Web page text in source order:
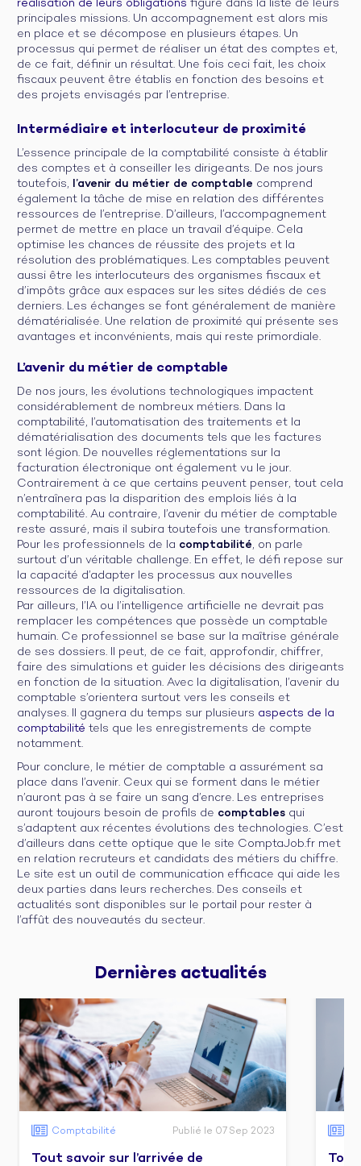
réalisation de leurs obligations figure dans la liste de leurs
principales missions. Un accompagnement est alors mis
en place et se décompose en plusieurs étapes. Un
processus qui permet de réaliser un état des comptes et,
de ce fait, définir un résultat. Une fois ceci fait, les choix
fiscaux peuvent être établis en fonction des besoins et
des projets envisagés par l’entreprise.
Intermédiaire et interlocuteur de proximité
L’essence principale de la comptabilité consiste à établir
des comptes et à conseiller les dirigeants. De nos jours
toutefois, l’avenir du métier de comptable comprend
également la tâche de mise en relation des différentes
ressources de l’entreprise. D’ailleurs, l’accompagnement
permet de mettre en place un travail d’équipe. Cela
optimise les chances de réussite des projets et la
résolution des problématiques. Les comptables peuvent
aussi être les interlocuteurs des organismes fiscaux et
d’impôts grâce aux espaces sur les sites dédiés de ces
derniers. Les échanges se font généralement de manière
dématérialisée. Une relation de proximité qui présente ses
avantages et inconvénients, mais qui reste primordiale.
L’avenir du métier de comptable
De nos jours, les évolutions technologiques impactent
considérablement de nombreux métiers. Dans la
comptabilité, l’automatisation des traitements et la
dématérialisation des documents tels que les factures
sont légion. De nouvelles réglementations sur la
facturation électronique ont également vu le jour.
Contrairement à ce que certains peuvent penser, tout cela
n’entraînera pas la disparition des emplois liés à la
comptabilité. Au contraire, l’avenir du métier de comptable
reste assuré, mais il subira toutefois une transformation.
Pour les professionnels de la comptabilité, on parle
surtout d’un véritable challenge. En effet, le défi repose sur
la capacité d’adapter les processus aux nouvelles
ressources de la digitalisation.
Par ailleurs, l’IA ou l’intelligence artificielle ne devrait pas
remplacer les compétences que possède un comptable
humain. Ce professionnel se base sur la maîtrise générale
de ses dossiers. Il peut, de ce fait, approfondir, chiffrer,
faire des simulations et guider les décisions des dirigeants
en fonction de la situation. Avec la digitalisation, l’avenir du
comptable s’orientera surtout vers les conseils et
analyses. Il gagnera du temps sur plusieurs aspects de la
comptabilité tels que les enregistrements de compte
notamment.
Pour conclure, le métier de comptable a assurément sa
place dans l’avenir. Ceux qui se forment dans le métier
n’auront pas à se faire un sang d’encre. Les entreprises
auront toujours besoin de profils de comptables qui
s’adaptent aux récentes évolutions des technologies. C’est
d’ailleurs dans cette optique que le site ComptaJob.fr met
en relation recruteurs et candidats des métiers du chiffre.
Le site est un outil de communication efficace qui aide les
deux parties dans leurs recherches. Des conseils et
actualités sont disponibles sur le portail pour rester à
l’affût des nouveautés du secteur.
Dernières actualités
Comptabilité Publié le 07 Sep 2023
Tout savoir sur l’arrivée de